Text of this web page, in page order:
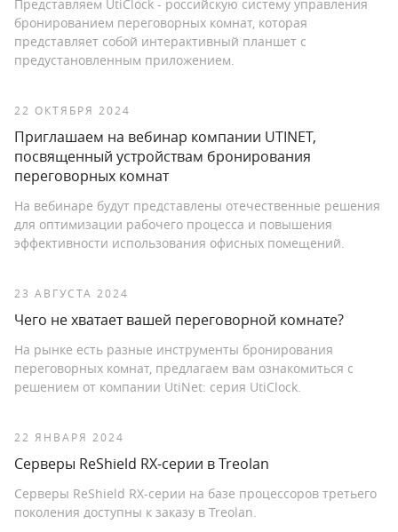
Представляем UtiClock - российскую систему управления
бронированием переговорных комнат, которая
представляет собой интерактивный планшет с
предустановленным приложением.
22 ОКТЯБРЯ 2024
Приглашаем на вебинар компании UTINET,
посвященный устройствам бронирования
переговорных комнат
На вебинаре будут представлены отечественные решения
для оптимизации рабочего процесса и повышения
эффективности использования офисных помещений.
23 АВГУСТА 2024
Чего не хватает вашей переговорной комнате?
На рынке есть разные инструменты бронирования
переговорных комнат, предлагаем вам ознакомиться с
решением от компании UtiNet: серия UtiClock.
22 ЯНВАРЯ 2024
Серверы ReShield RX-серии в Treolan
Серверы ReShield RX-серии на базе процессоров третьего
поколения доступны к заказу в Treolan.